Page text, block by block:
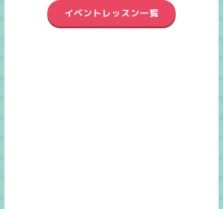
イベントレッスン一覧